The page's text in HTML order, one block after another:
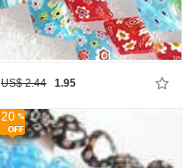
US$ 2.44 1.95
20